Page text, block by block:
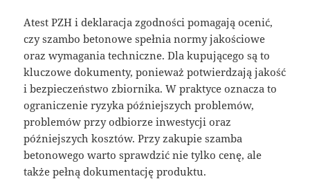
Atest PZH i deklaracja zgodności pomagają ocenić,
czy szambo betonowe spełnia normy jakościowe
oraz wymagania techniczne. Dla kupującego są to
kluczowe dokumenty, ponieważ potwierdzają jakość
i bezpieczeństwo zbiornika. W praktyce oznacza to
ograniczenie ryzyka późniejszych problemów,
problemów przy odbiorze inwestycji oraz
późniejszych kosztów. Przy zakupie szamba
betonowego warto sprawdzić nie tylko cenę, ale
także pełną dokumentację produktu.